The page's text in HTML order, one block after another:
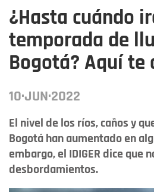
¿Hasta cuándo
temporada de
Bogotá? Aquí te
10·JUN·2022
El nivel de los ríos, caños y
Bogotá han aumentado en
embargo, el IDIGER dice que
desbordamientos.